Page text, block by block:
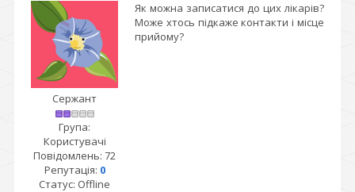
Сержант
Група:
Користувачі
Повідомлень: 72
Репутація: 0
Статус: Offline
Як можна записатися до цих лікарів?
Може хтось підкаже контакти і місце
прийому?